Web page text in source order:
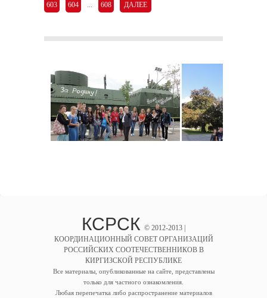
603 604 608 ДАЛЕЕ
КСРСК © 2012-2013 |
КООРДИНАЦИОННЫЙ СОВЕТ ОРГАНИЗАЦИЙ
РОССИЙСКИХ СООТЕЧЕСТВЕННИКОВ В
КИРГИЗСКОЙ РЕСПУБЛИКЕ
Все материалы, опубликованные на сайте, представлены
только для частного ознакомления.
Любая перепечатка либо распространение материалов